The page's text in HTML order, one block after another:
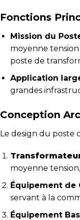
Fonctions
Mission du
moyenne
poste de
Application
grandes
Conception
Le design du poste
moyenne
Équipement de
servant à la
Équipement